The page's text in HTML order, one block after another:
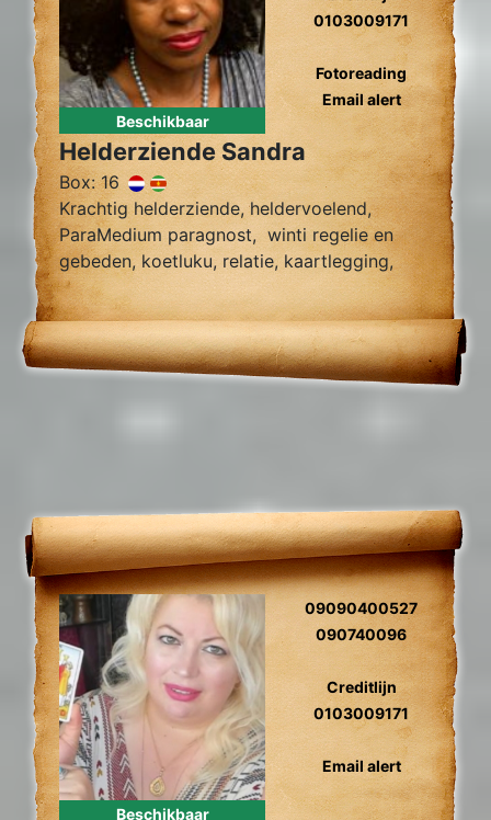
Beschikbaar
0103009171
Fotoreading
Email alert
Helderziende Sandra
Box: 16
Krachtig helderziende, heldervoelend,
ParaMedium paragnost, winti regelie en
gebeden, koetluku, relatie, kaartlegging,
fotoreading, zielsliefde, tweelingzielen,
toekomst voorspelling, relatie herstel,
gidscontact.
Beschikbaar
09090400527
090740096
Creditlijn
0103009171
Email alert